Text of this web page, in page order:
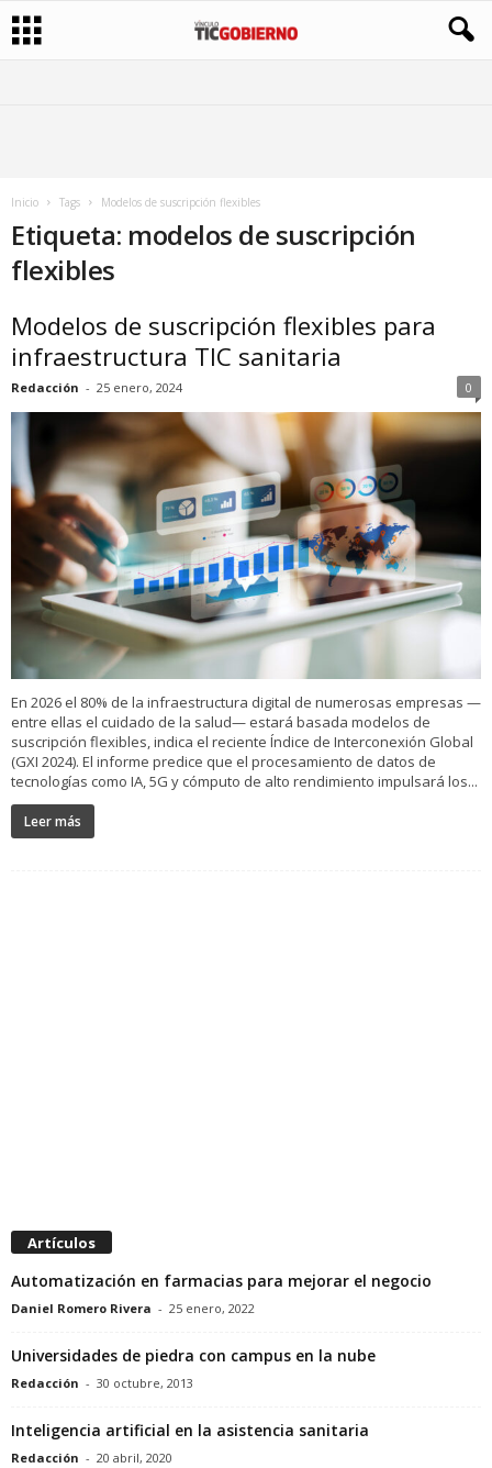
Inicio Tags Modelos de suscripción flexibles
Etiqueta: modelos de suscripción
flexibles
Modelos de suscripción flexibles para
infraestructura TIC sanitaria
Redacción - 25 enero, 2024 0
En 2026 el 80% de la infraestructura digital de numerosas empresas —
entre ellas el cuidado de la salud— estará basada modelos de
suscripción flexibles, indica el reciente Índice de Interconexión Global
(GXI 2024). El informe predice que el procesamiento de datos de
tecnologías como IA, 5G y cómputo de alto rendimiento impulsará los...
Leer más
Artículos
Automatización en farmacias para mejorar el negocio
Daniel Romero Rivera - 25 enero, 2022
Universidades de piedra con campus en la nube
Redacción - 30 octubre, 2013
Inteligencia artificial en la asistencia sanitaria
Redacción - 20 abril, 2020